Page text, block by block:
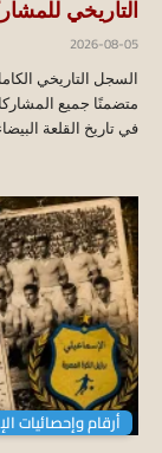
التاريخي
2026-08-05
السجل التاريخي
متضمنًا جميع
في تاريخ القلعة
أرقام وإحصائيات